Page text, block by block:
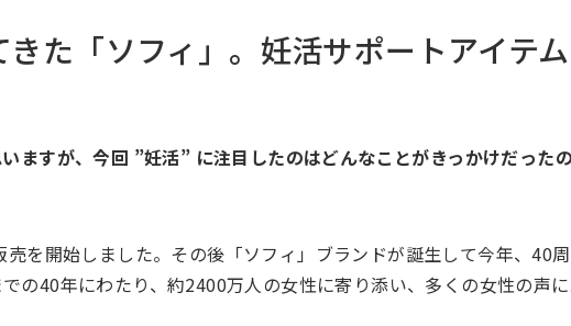
た「ソフィ」。妊活サポートアイテ
いますが、今回 ”妊活” に注目したのはどんなことがきっかけだった
を開始しました。その後「ソフィ」ブランドが誕生して今年、40
の40年にわたり、約2400万人の女性に寄り添い、多くの女性の声